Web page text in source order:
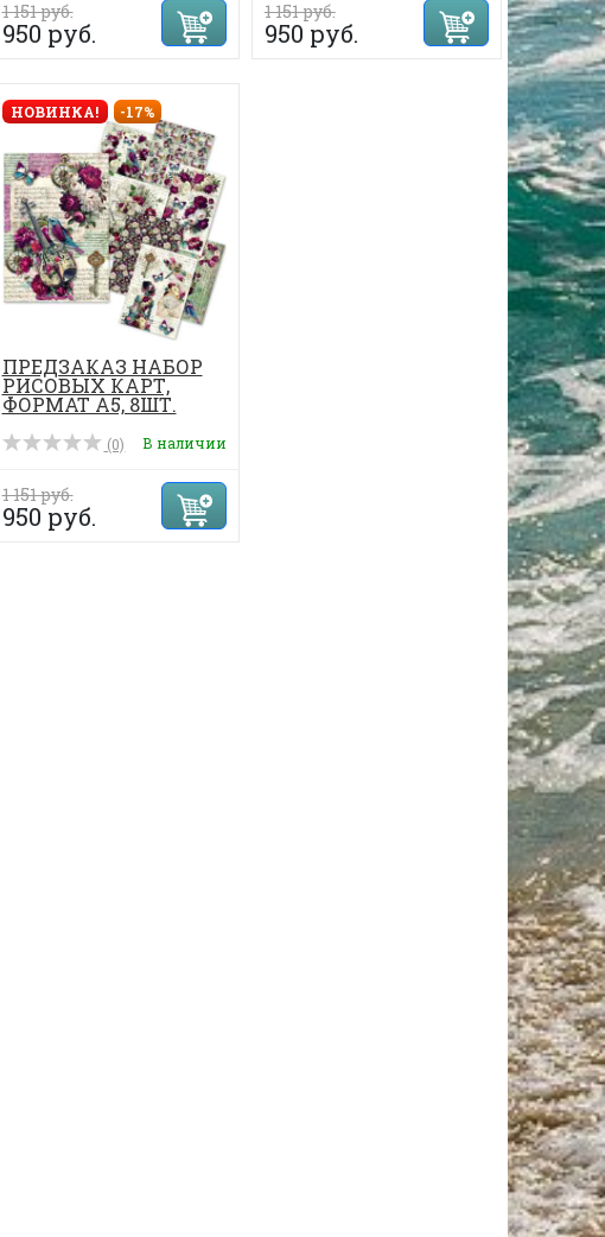
1 151 руб.
950 руб.
1 151 руб.
950 руб.
НОВИНКА! -17%
ПРЕДЗАКАЗ НАБОР
РИСОВЫХ КАРТ,
ФОРМАТ А5, 8ШТ.
(0) В наличии
1 151 руб.
950 руб.